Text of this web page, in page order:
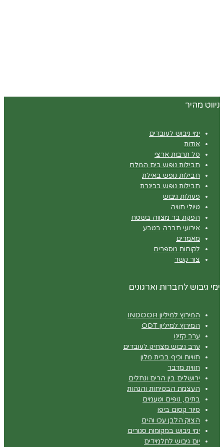
ניווט מהיר
ימי גיבוש לעובדים
אודות
סל תרבות ארצי
חבילות נופש בים המלח
חבילות נופש באילת
חבילות נופש בכינרת
פעולות גיבוש
טיולי חוויה
הפקת בר מצווה בשטח
אירועי חברה בטבע
מאמרים
לקוחות מספרים
צור קשר
ימי גיבוש לחברות וארגונים
המירוץ למיליון INDOOR
המירוץ למיליון ODT
ערב קזינו
ערב גיבוש מצחיק לעובדים
חוויות וכיף בבית מלון
חווית מדבר
ירושלים בין הרים ונחלים
העצמת הבטיחות והגהות
בתים, נופים וטעמים
סיור קסום ביפו
הצוק הלבן עכו והים
ימי גיבוש במקומות סגורים
יום גיבוש לתלמידים